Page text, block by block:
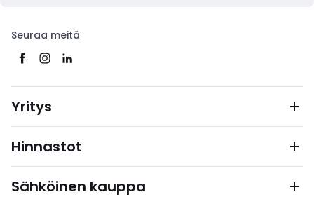
Seuraa meitä
Yritys
Hinnastot
Sähköinen kauppa